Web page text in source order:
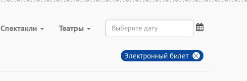
Спектакли Театры
Электронный билет